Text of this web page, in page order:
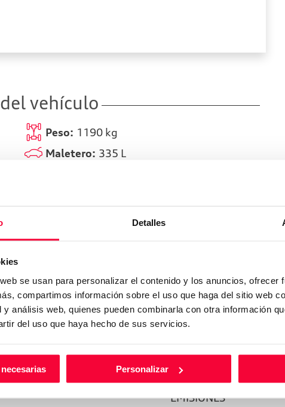
Detalles
se usan para personalizar el contenido y los anuncios, ofrecer
compartimos información sobre el uso que haga del sitio web
y análisis web, quienes pueden combinarla con otra información
del uso que haya hecho de sus servicios.
Personalizar
vehículo
Peso: 1190kg
Maletero: 335 L
emisiones
5.5 L/100
124 CO2
EMISIONES